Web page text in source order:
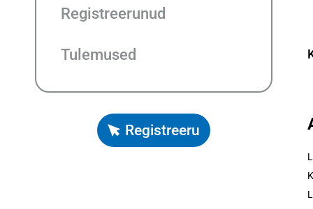
Registreerunud
Tulemused
Registreeru